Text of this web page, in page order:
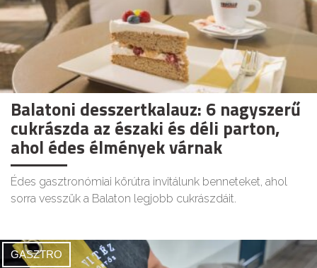
Balatoni desszertkalauz: 6 nagyszerű
cukrászda az északi és déli parton,
ahol édes élmények várnak
Édes gasztronómiai körútra invitálunk benneteket, ahol
sorra vesszük a Balaton legjobb cukrászdáit.
GASZTRO